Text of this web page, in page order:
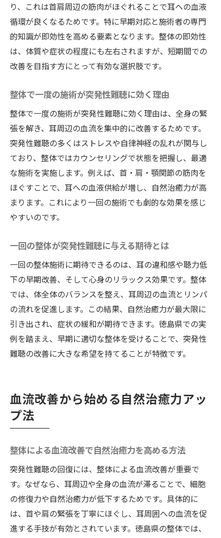
り、これは首肩周辺の筋肉がほぐれることで耳への血液
循環が良くなるためです。特に早期対応と施術者の専門
的知識が即効性を高める要素となります。整体の即効性
は、体質や症状の程度にも左右されますが、短期間での
改善を目指す方にとって有効な選択肢です。
整体で一度の施術が突発性難聴に効く理由
整体で一度の施術が突発性難聴に効く理由は、全身の緊
張を解き、耳周辺の血流を集中的に改善するためです。
突発性難聴の多くはストレスや自律神経の乱れが関与し
ており、整体ではカウンセリングで状態を把握し、最適
な施術を実施します。例えば、首・肩・顎関節の筋肉を
ほぐすことで、耳への血液供給が増し、自然治癒力が高
まります。これにより一回の施術でも劇的な効果を感じ
やすいのです。
一回の整体が突発性難聴に与える期待とは
一回の整体施術に期待できるのは、耳の違和感や聴力低
下の早期改善、そして心身のリラックス効果です。整体
では、体全体のバランスを整え、耳周辺の血流とリンパ
の流れを促進します。この結果、自然治癒力が最大限に
引き出され、症状の緩和が期待できます。徳島県での実
例を踏まえ、早期に適切な整体を受けることで、突発性
難聴の改善に大きな希望を持てることが特徴です。
血流改善から始める自然治癒力アッ
プ法
整体による血流改善で自然治癒力を高める方法
突発性難聴の回復には、整体による血流改善が重要で
す。なぜなら、耳周辺や全身の血流が滞ることで、細胞
の修復力や自然治癒力が低下するためです。具体的に
は、首や肩の緊張を丁寧にほぐし、耳周囲への血流を促
進する手技が有効とされています。徳島県の整体では、